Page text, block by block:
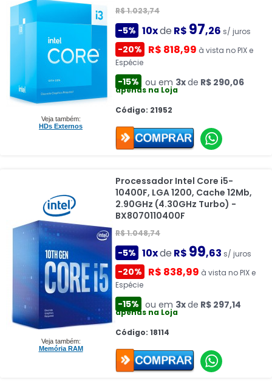
Veja também:
HDs Externos
R$ 1.023,74
-5% 10xde R$ 97,26 s/ juros
-20% R$ 818,99 à vista no PIX e
Espécie
-15% ou em 3xde R$ 290,06
apenas na Loja
Código: 21952
Veja também:
Memória RAM
Processador Intel Core i5-
10400F, LGA 1200, Cache 12Mb,
2.90GHz (4.30GHz Turbo) -
BX8070110400F
R$ 1.048,74
-5% 10xde R$ 99,63 s/ juros
-20% R$ 838,99 à vista no PIX e
Espécie
-15% ou em 3xde R$ 297,14
apenas na Loja
Código: 18114